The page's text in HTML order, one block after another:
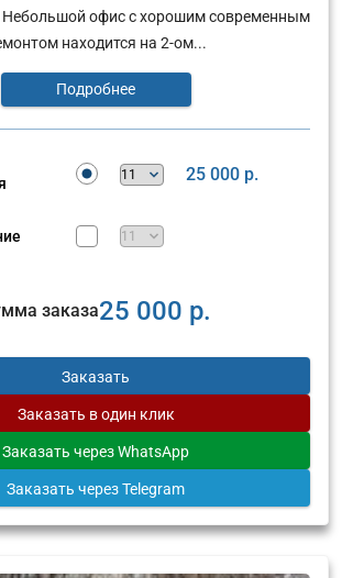
офис с хорошим современным
находится на 2-ом...
Подробнее
25 000 р.
заказа25 000 р.
Заказать
Заказать в один клик
Заказать через WhatsApp
Заказать через Telegram